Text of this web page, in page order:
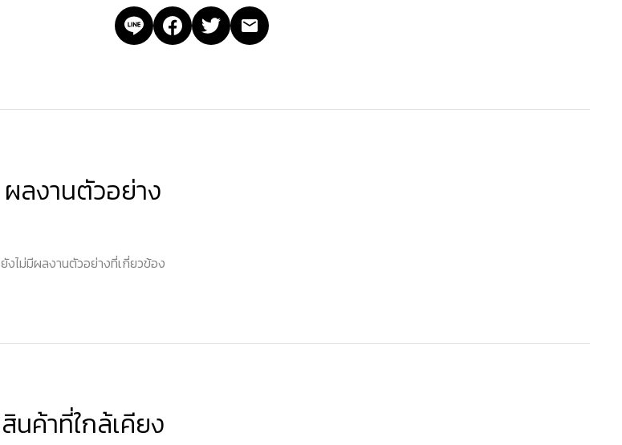
ผลงานตัวอย่าง
ยังไม่มีผลงานตัวอย่างที่เกี่ยวข้อง
สินค้าที่ใกล้เคียง